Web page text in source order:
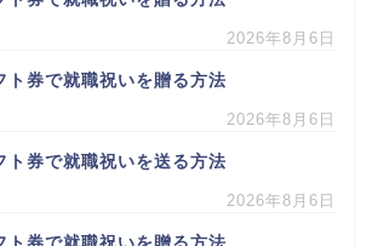
2026年8月6日
ト券で就職祝いを贈る方法
2026年8月6日
ト券で就職祝いを送る方法
2026年8月6日